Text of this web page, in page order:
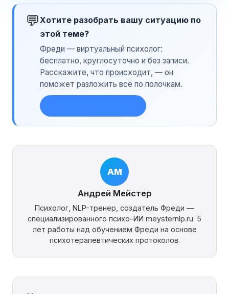
💬Хотите разобрать вашу ситуацию по
этой теме?
Фреди — виртуальный психолог:
бесплатно, круглосуточно и без записи.
Расскажите, что происходит, — он
поможет разложить всё по полочкам.
АМ
Андрей Мейстер
Психолог, NLP-тренер, создатель Фреди —
специализированного психо-ИИ meysternlp.ru. 5
лет работы над обучением Фреди на основе
психотерапевтических протоколов.